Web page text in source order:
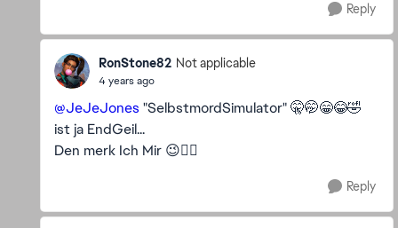
Reply
RonStone82 Not applicable
4 years ago
@JeJeJones "SelbstmordSimulator" 🤫🤭😁😂🤣
ist ja EndGeil...
Den merk Ich Mir 😉👍🏼
Reply